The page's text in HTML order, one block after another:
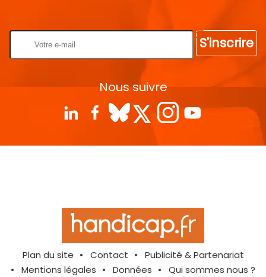
S'inscrire
Nous suivre
Plan du site Contact
Publicité & Partenariat
Mentions légales
Données Qui sommes nous ?